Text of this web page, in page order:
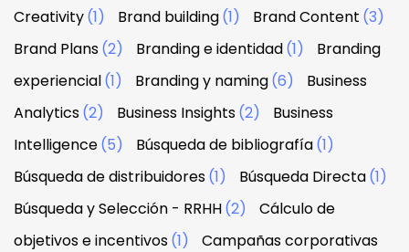
Creativity(1) Brand building(1) Brand Content (3)
Brand Plans(2) Branding e identidad(1)
Branding
experiencial(1) Branding y naming(6)
Business
Analytics(2) Business Insights(2)
Business
Intelligence(5) Búsqueda de bibliografía(1)
Búsqueda de distribuidores(1) Búsqueda Directa(1)
Búsqueda y Selección - RRHH(2)
Cálculo de
objetivos e incentivos(1)
Campañas corporativas